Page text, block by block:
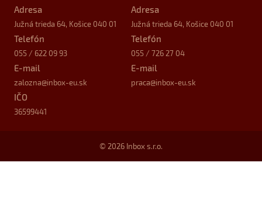
Adresa
Južná trieda 64, Košice 040 01
Telefón
055 / 622 09 93
E-mail
zalozna@inbox-eu.sk
IČO
36599441
Adresa
Južná trieda 64, Košice 040 01
Telefón
055 / 726 27 04
E-mail
praca@inbox-eu.sk
© 2026 Inbox s.r.o.